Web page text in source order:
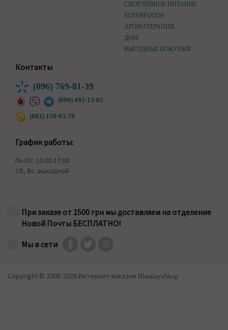
СПОРТИВНОЕ ПИТАНИЕ
SUPERFOODS
АРОМАТЕРАПИЯ
ДОМ
ВЫГОДНЫЕ ПОКУПКИ
Контакты
(096) 769-81-39
(099) 495-13-65
(093) 159-93-78
График работы:
Пн-Пт: 10:00-17:00
Сб, Вс: выходной
При заказе от 1500 грн мы доставляем на отделение
Новой Почты БЕСПЛАТНО!
Мы в сети
Copyright © 2008-2026 Интернет-магазин HimalayaShop